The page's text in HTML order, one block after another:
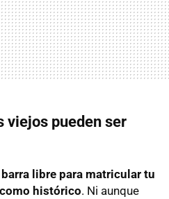
viejos pueden ser
libre para matricular tu
histórico. Ni aunque